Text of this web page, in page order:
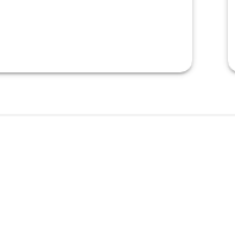
заказов
еще заказывать